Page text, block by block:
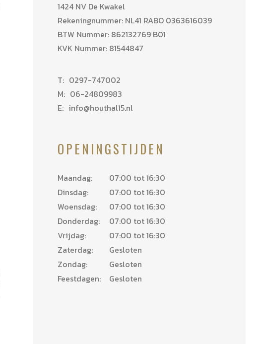
1424 NV De Kwakel
Rekeningnummer: NL41 RABO 0363616039
BTW Nummer: 862132769 B01
KVK Nummer: 81544847
T: 0297-747002
M: 06-24809983
E: info@houthal15.nl
OPENINGSTIJDEN
Maandag:
07:00 tot 16:30
Dinsdag:
07:00 tot 16:30
Woensdag:
07:00 tot 16:30
Donderdag:
07:00 tot 16:30
Vrijdag:
07:00 tot 16:30
Zaterdag:
Gesloten
Zondag:
Gesloten
Feestdagen:
Gesloten